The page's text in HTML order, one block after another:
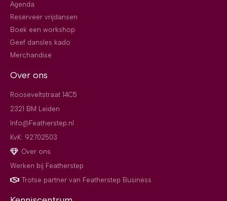
Agenda
Reserveer vrijdansen
Boek een workshop
Geef dansles kado
Merchandise
Over ons
Rooseveltstraat 14C5
2321 BM Leiden
Info@Featherstep.nl
KvK: 92702503
Over ons
Werken bij Featherstep
Trotse partner van Featherstep Business